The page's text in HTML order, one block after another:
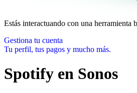
Estás interactuando con una herramienta
Gestiona tu cuenta
Tu perfil, tus pagos y mucho más.
Spotify en Sonos